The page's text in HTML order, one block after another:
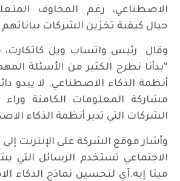
الاصطناعي، رغم المخاوف
حيال كيفية تخزين الشركات
وقال رئيس واتساب ويل
“بدأنا نطرح الكثير من الأسئلة
أنظمة الذكاء الاصطناعي. لا يبدو
مشاركة المعلومات الكامنة
الشركات التي تدير أنظمة الذكاء
وأشار موقع الشركة على الإنترنت
الاجتماعي تستخدم الرسائل التي
ميتا إيه.آي لتحسين نماذج الذكاء